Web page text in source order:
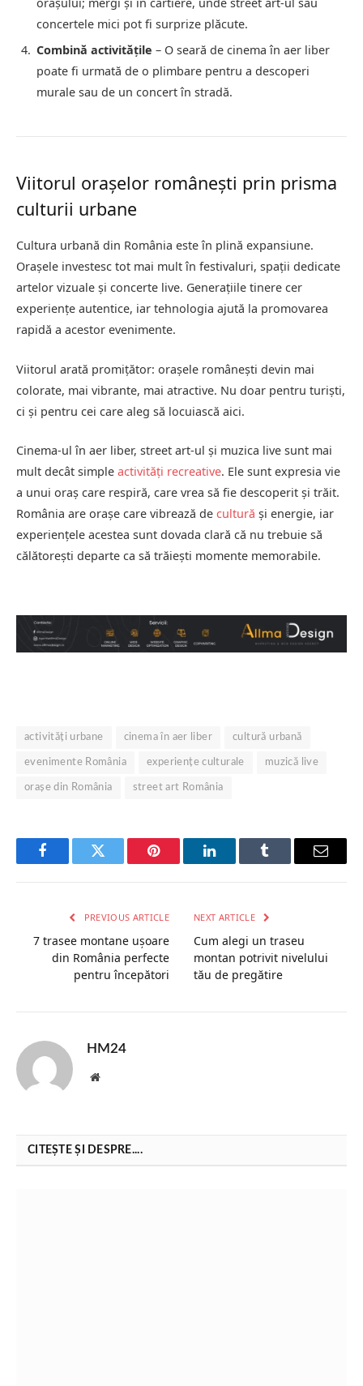
concertele mici pot fi surprize plăcute.
Combină activitățile – O seară de cinema în aer liber
poate fi urmată de o plimbare pentru a descoperi
murale sau de un concert în stradă.
Viitorul orașelor românești prin prisma
culturii urbane
Cultura urbană din România este în plină expansiune.
Orașele investesc tot mai mult în festivaluri, spații dedicate
artelor vizuale și concerte live. Generațiile tinere cer
experiențe autentice, iar tehnologia ajută la promovarea
rapidă a acestor evenimente.
Viitorul arată promițător: orașele românești devin mai
colorate, mai vibrante, mai atractive. Nu doar pentru turiști,
ci și pentru cei care aleg să locuiască aici.
Cinema-ul în aer liber, street art-ul și muzica live sunt mai
mult decât simple activități recreative. Ele sunt expresia vie
a unui oraș care respiră, care vrea să fie descoperit și trăit.
România are orașe care vibrează de cultură și energie, iar
experiențele acestea sunt dovada clară că nu trebuie să
călătorești departe ca să trăiești momente memorabile.
activități urbane cinema în aer liber cultură urbană
evenimente România experiențe culturale muzică live
orașe din România street art România
FacebookTwitter Pinterest LinkedInTumblr Email
PREVIOUS ARTICLE
7 trasee montane ușoare
din România perfecte
pentru începători
NEXT ARTICLE
Cum alegi un traseu
montan potrivit nivelului
tău de pregătire
HM24
Website
CITEȘTE ȘI DESPRE....